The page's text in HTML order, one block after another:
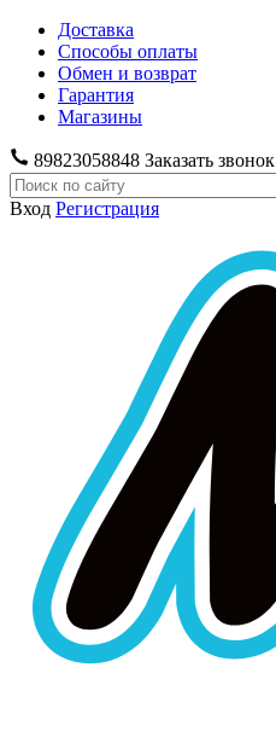
Доставка
Способы оплаты
Обмен и возврат
Гарантия
Магазины
89823058848 Заказать звонок
Вход Регистрация